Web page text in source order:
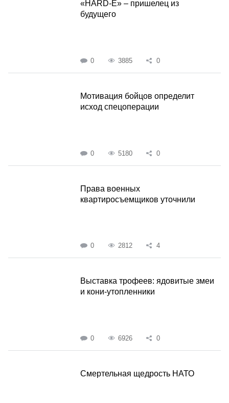
«HARD-E» – пришелец из
будущего
0 3885 0
Мотивация бойцов определит
исход спецоперации
0 5180 0
Права военных
квартиросъемщиков уточнили
0 2812 4
Выставка трофеев: ядовитые змеи
и кони-утопленники
0 6926 0
Смертельная щедрость НАТО